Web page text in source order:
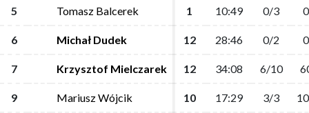
5 Tomasz Balcerek 1 10:49 0/3
6 Michał Dudek 12 28:46 0/2
7 Krzysztof Mielczarek 12 34:08 6/10
9 Mariusz Wójcik 10 17:29 3/3
5 Tomasz Balcerek 1 10:49 0/3
6 Michał Dudek 12 28:46 0/2
7 Krzysztof Mielczarek 12 34:08 6/10
9 Mariusz Wójcik 10 17:29 3/3